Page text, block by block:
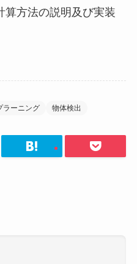
算方法の説明及び実装
ラーニング 物体検出